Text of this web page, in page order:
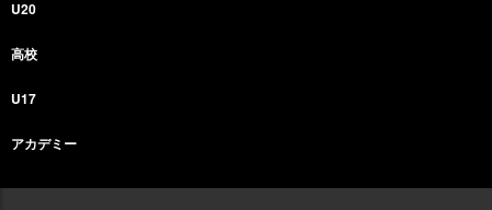
U20
高校
U17
アカデミー